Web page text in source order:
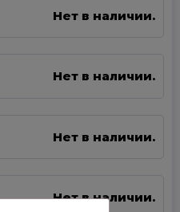
Нет в наличии.
Нет в наличии.
Нет в наличии.
Нет в наличии.